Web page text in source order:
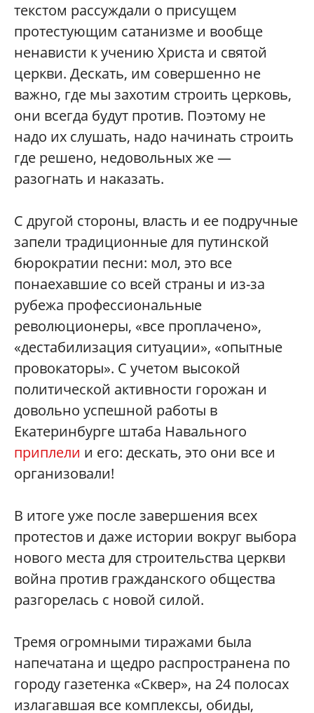
текстом рассуждали о присущем
протестующим сатанизме и вообще
ненависти к учению Христа и святой
церкви. Дескать, им совершенно не
важно, где мы захотим строить церковь,
они всегда будут против. Поэтому не
надо их слушать, надо начинать строить
где решено, недовольных же —
разогнать и наказать.
С другой стороны, власть и ее подручные
запели традиционные для путинской
бюрократии песни: мол, это все
понаехавшие со всей страны и из-за
рубежа профессиональные
революционеры, «все проплачено»,
«дестабилизация ситуации», «опытные
провокаторы». С учетом высокой
политической активности горожан и
довольно успешной работы в
Екатеринбурге штаба Навального
приплели и его: дескать, это они все и
организовали!
В итоге уже после завершения всех
протестов и даже истории вокруг выбора
нового места для строительства церкви
война против гражданского общества
разгорелась с новой силой.
Тремя огромными тиражами была
напечатана и щедро распространена по
городу газетенка «Сквер», на 24 полосах
излагавшая все комплексы, обиды,